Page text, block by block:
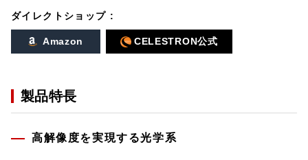
ダイレクトショップ :
Amazon CELESTRON公式
製品特長
高解像度を実現する光学系